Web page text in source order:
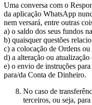
Uma conversa com o
da aplicação WhatsApp
nem versará, entre outras
a) o saldo dos seus fundos
b) quaisquer questões
c) a colocação de Ordens
d) a alteração ou
e) o envio de instruções
para/da Conta de Dinheiro.
No caso de
terceiros, ou seja,